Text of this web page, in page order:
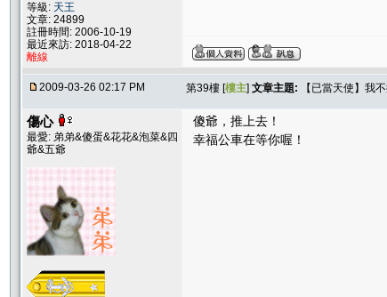
等級: 天王
文章: 24899
註冊時間: 2006-10-19
最近來訪: 2018-04-22
離線
2009-03-26 02:17 PM 第39樓 [樓主] 文章主題: 【已當天使】我
傷心
最愛: 弟弟&傻蛋&花花&泡菜&四
爺&五爺
傻爺，推上去！
幸福公車在等你喔！